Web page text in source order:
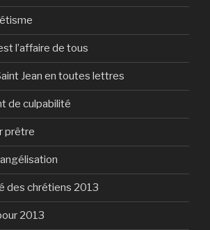
l’affaire de tous
Jean en toutes lettres
de culpabilité
prêtre
des chrétiens 2013
2013